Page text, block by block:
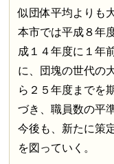
似団体平均よりも
本市では平成８年
成１４年度に１年
に、団塊の世代の
ら２５年度までを
づき、職員数の平
今後も、新たに策
を図っていく。